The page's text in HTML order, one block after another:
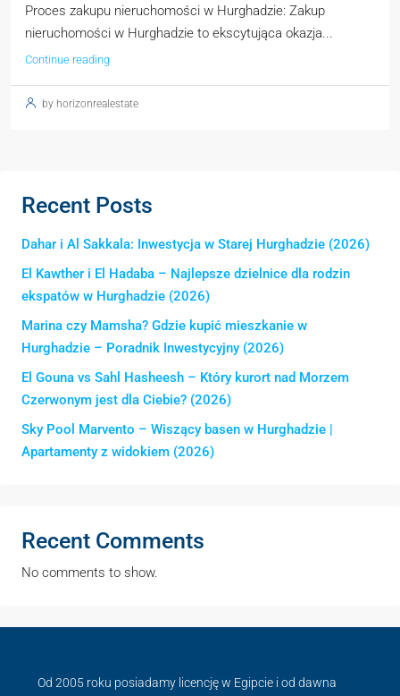
Proces zakupu nieruchomości w Hurghadzie: Zakup
nieruchomości w Hurghadzie to ekscytująca okazja...
Continue reading
by horizonrealestate
Recent Posts
Dahar i Al Sakkala: Inwestycja w Starej Hurghadzie (2026)
El Kawther i El Hadaba – Najlepsze dzielnice dla rodzin
ekspatów w Hurghadzie (2026)
Marina czy Mamsha? Gdzie kupić mieszkanie w
Hurghadzie – Poradnik Inwestycyjny (2026)
El Gouna vs Sahl Hasheesh – Który kurort nad Morzem
Czerwonym jest dla Ciebie? (2026)
Sky Pool Marvento – Wiszący basen w Hurghadzie |
Apartamenty z widokiem (2026)
Recent Comments
No comments to show.
Od 2005 roku posiadamy licencję w Egipcie i od dawna